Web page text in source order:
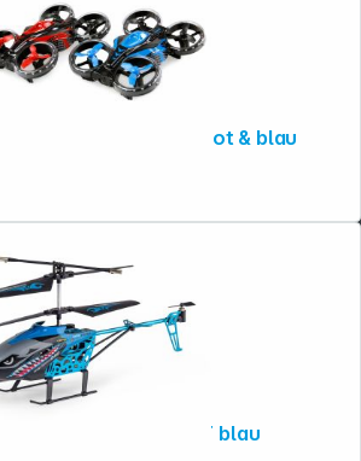
AMEWI Fight Star Battle Drone Set RTF rot & blau
Carson Easy Tyrann 280 2,4G 100% RTF blau
Folgen Sie uns auf